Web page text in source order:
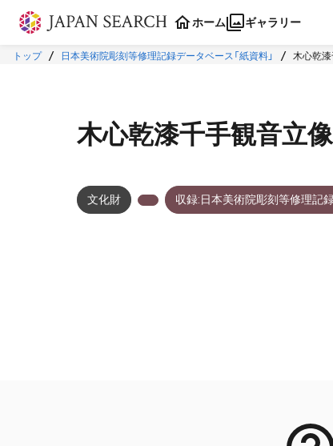
本文に飛ぶ
ホーム ギャラリー
トップ 日本美術院彫刻等修理記録データベース「紙資料」 木心乾漆
木心乾漆千手観音立像
文化財 収録:日本美術院彫刻等修理記